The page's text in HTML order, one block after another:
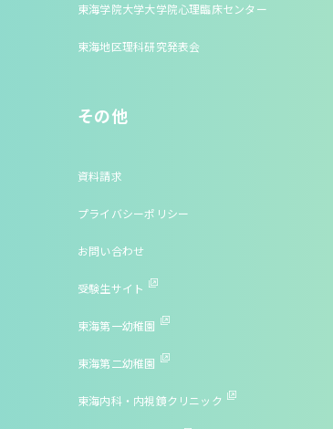
東海学院大学大学院心理臨床センター
東海地区理科研究発表会
その他
資料請求
プライバシーポリシー
お問い合わせ
受験生サイト
東海第一幼稚園
東海第二幼稚園
東海内科・内視鏡クリニック